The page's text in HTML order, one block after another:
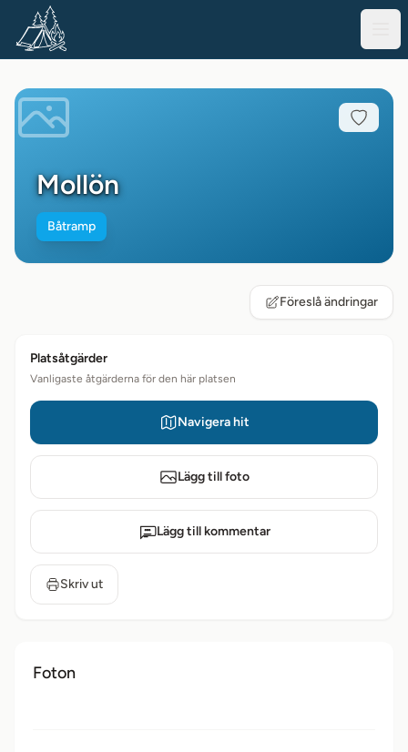
Mollön
Båtramp
Föreslå ändringar
Platsåtgärder
Vanligaste åtgärderna för den här platsen
Navigera hit
Lägg till foto
Lägg till kommentar
Skriv ut
Foton